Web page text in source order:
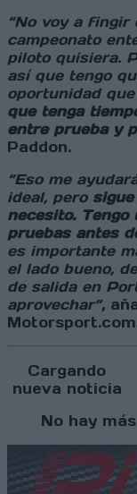
“No voy a fingir
campeonato
piloto quisiera.
así que tengo
oportunidad
que tenga
entre prueba y
Paddon.
“Eso me
ideal, pero
necesito. Tengo
pruebas antes
es importante
el lado bueno,
de salida en
aprovechar”,
Cargando
nueva noticia
No hay